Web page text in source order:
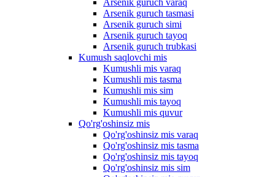
Arsenik guruch varaq
Arsenik guruch tasmasi
Arsenik guruch simi
Arsenik guruch tayoq
Arsenik guruch trubkasi
Kumush saqlovchi mis
Kumushli mis varaq
Kumushli mis tasma
Kumushli mis sim
Kumushli mis tayoq
Kumushli mis quvur
Qo'rg'oshinsiz mis
Qo'rg'oshinsiz mis varaq
Qo'rg'oshinsiz mis tasma
Qo'rg'oshinsiz mis tayoq
Qo'rg'oshinsiz mis sim